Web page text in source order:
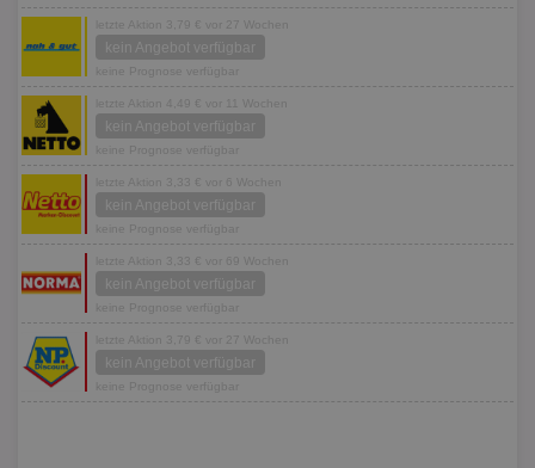
letzte Aktion 3,79 € vor 27 Wochen
kein Angebot verfügbar
keine Prognose verfügbar
letzte Aktion 4,49 € vor 11 Wochen
kein Angebot verfügbar
keine Prognose verfügbar
letzte Aktion 3,33 € vor 6 Wochen
kein Angebot verfügbar
keine Prognose verfügbar
letzte Aktion 3,33 € vor 69 Wochen
kein Angebot verfügbar
keine Prognose verfügbar
letzte Aktion 3,79 € vor 27 Wochen
kein Angebot verfügbar
keine Prognose verfügbar